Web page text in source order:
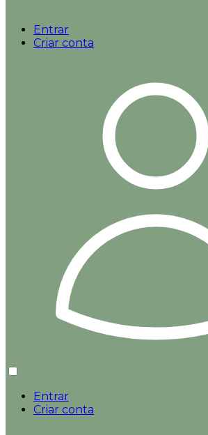
Entrar
Criar conta
Entrar
Criar conta